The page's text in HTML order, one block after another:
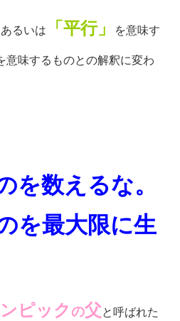
あるいは 「平行」 を意味す
意味するものとの解釈に変わ
を数えるな。
を最大限に生
ピックの父と呼ばれた